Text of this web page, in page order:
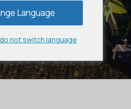
年10月
Language
not switch language